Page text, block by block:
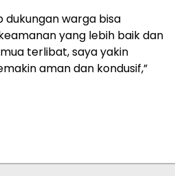
dukungan warga bisa
yang lebih baik dan
terlibat, saya yakin
aman dan kondusif,”